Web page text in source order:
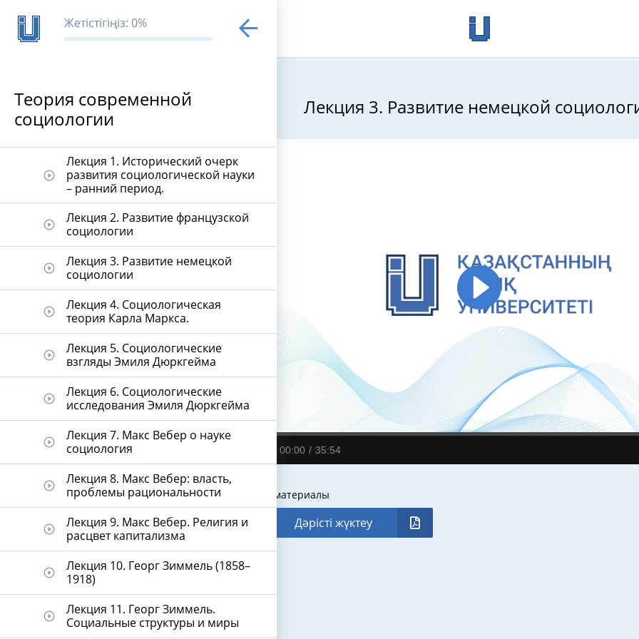
Жетістігіңіз: 0%
Теория современной
социологии
play_circle_outline
Лекция 1. Исторический очерк
развития социологической науки
– ранний период.
play_circle_outline
Лекция 2. Развитие французской
социологии
play_circle_outline
Лекция 3. Развитие немецкой
социологии
play_circle_outline
Лекция 4. Социологическая
теория Карла Маркса.
play_circle_outline
Лекция 5. Социологические
взгляды Эмиля Дюркгейма
play_circle_outline
Лекция 6. Социологические
исследования Эмиля Дюркгейма
play_circle_outline
Лекция 7. Макс Вебер о науке
социология
play_circle_outline
Лекция 8. Макс Вебер: власть,
проблемы рациональности
play_circle_outline
Лекция 9. Макс Вебер. Религия и
расцвет капитализма
play_circle_outline
Лекция 10. Георг Зиммель (1858–
1918)
play_circle_outline
Лекция 11. Георг Зиммель.
Социальные структуры и миры
Лекция 3. Развитие немецкой
Теория современной социологии
00:00 35:54
Видеодәріс материалы
Дәрісті жүктеу